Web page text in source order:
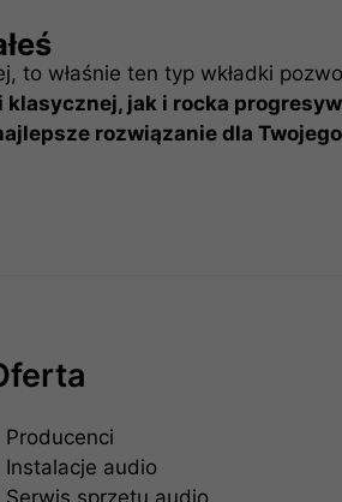
właśnie ten typ wkładki
jak i rocka
rozwiązanie dla
Producenci
Instalacje audio